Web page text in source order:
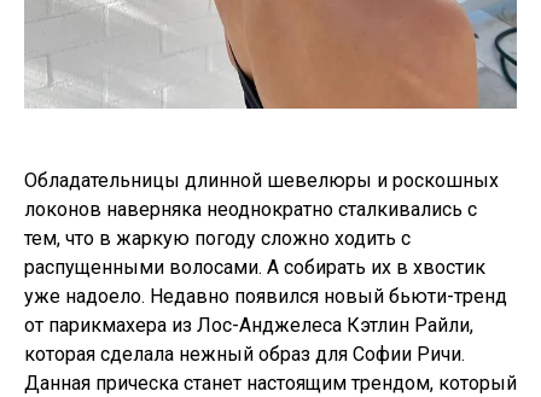
Обладательницы длинной шевелюры и роскошных
локонов наверняка неоднократно сталкивались с
тем, что в жаркую погоду сложно ходить с
распущенными волосами. А собирать их в хвостик
уже надоело. Недавно появился новый бьюти-тренд
от парикмахера из Лос-Анджелеса Кэтлин Райли,
которая сделала нежный образ для Софии Ричи.
Данная прическа станет настоящим трендом, который